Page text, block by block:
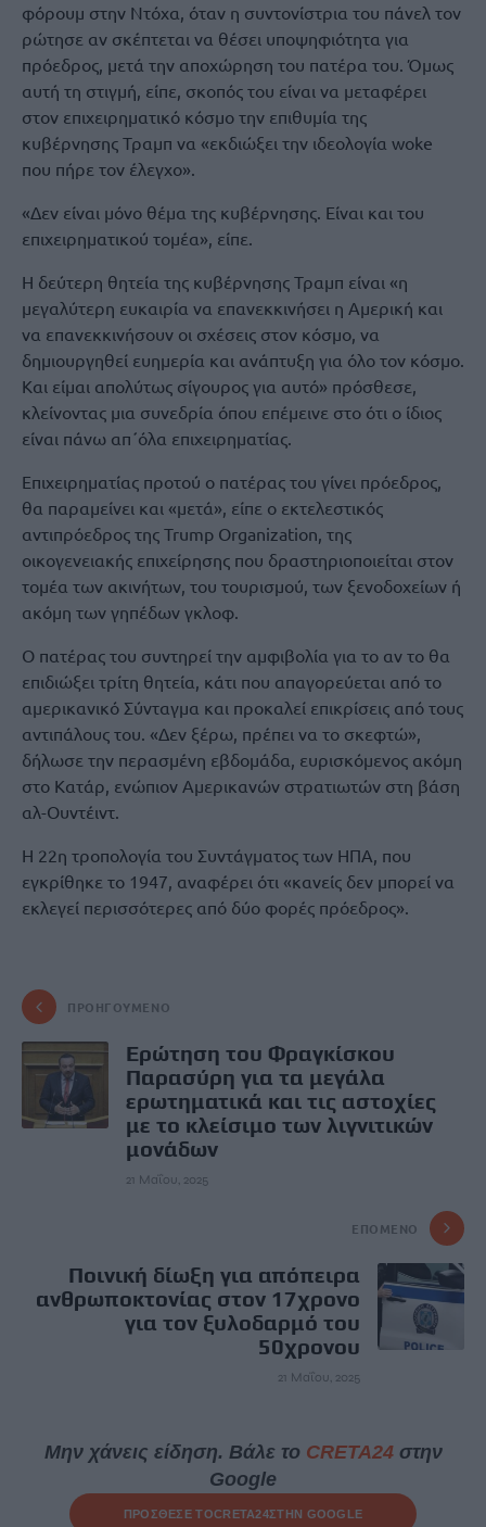
φόρουμ στην Ντόχα, όταν η συντονίστρια του πάνελ τον
ρώτησε αν σκέπτεται να θέσει υποψηφιότητα για
πρόεδρος, μετά την αποχώρηση του πατέρα του. Όμως
αυτή τη στιγμή, είπε, σκοπός του είναι να μεταφέρει
στον επιχειρηματικό κόσμο την επιθυμία της
κυβέρνησης Τραμπ να «εκδιώξει την ιδεολογία woke
που πήρε τον έλεγχο».
«Δεν είναι μόνο θέμα της κυβέρνησης. Είναι και του
επιχειρηματικού τομέα», είπε.
Η δεύτερη θητεία της κυβέρνησης Τραμπ είναι «η
μεγαλύτερη ευκαιρία να επανεκκινήσει η Αμερική και
να επανεκκινήσουν οι σχέσεις στον κόσμο, να
δημιουργηθεί ευημερία και ανάπτυξη για όλο τον κόσμο.
Και είμαι απολύτως σίγουρος για αυτό» πρόσθεσε,
κλείνοντας μια συνεδρία όπου επέμεινε στο ότι ο ίδιος
είναι πάνω απ΄όλα επιχειρηματίας.
Επιχειρηματίας προτού ο πατέρας του γίνει πρόεδρος,
θα παραμείνει και «μετά», είπε ο εκτελεστικός
αντιπρόεδρος της Trump Organization, της
οικογενειακής επιχείρησης που δραστηριοποιείται στον
τομέα των ακινήτων, του τουρισμού, των ξενοδοχείων ή
ακόμη των γηπέδων γκλοφ.
Ο πατέρας του συντηρεί την αμφιβολία για το αν το θα
επιδιώξει τρίτη θητεία, κάτι που απαγορεύεται από το
αμερικανικό Σύνταγμα και προκαλεί επικρίσεις από τους
αντιπάλους του. «Δεν ξέρω, πρέπει να το σκεφτώ»,
δήλωσε την περασμένη εβδομάδα, ευρισκόμενος ακόμη
στο Κατάρ, ενώπιον Αμερικανών στρατιωτών στη βάση
αλ-Ουντέιντ.
Η 22η τροπολογία του Συντάγματος των ΗΠΑ, που
εγκρίθηκε το 1947, αναφέρει ότι «κανείς δεν μπορεί να
εκλεγεί περισσότερες από δύο φορές πρόεδρος».
ΠΡΟΗΓΟΎΜΕΝΟ
Ερώτηση του Φραγκίσκου
Παρασύρη για τα μεγάλα
ερωτηματικά και τις αστοχίες
με το κλείσιμο των λιγνιτικών
μονάδων
21 Μαΐου, 2025
ΕΠΌΜΕΝΟ
Ποινική δίωξη για απόπειρα
ανθρωποκτονίας στον 17χρονο
για τον ξυλοδαρμό του
50χρονου
21 Μαΐου, 2025
Μην χάνεις είδηση. Βάλε το CRETA24στην
Google
ΠΡΟΣΘΕΣΕ ΤΟCRETA24ΣΤΗΝ GOOGLE